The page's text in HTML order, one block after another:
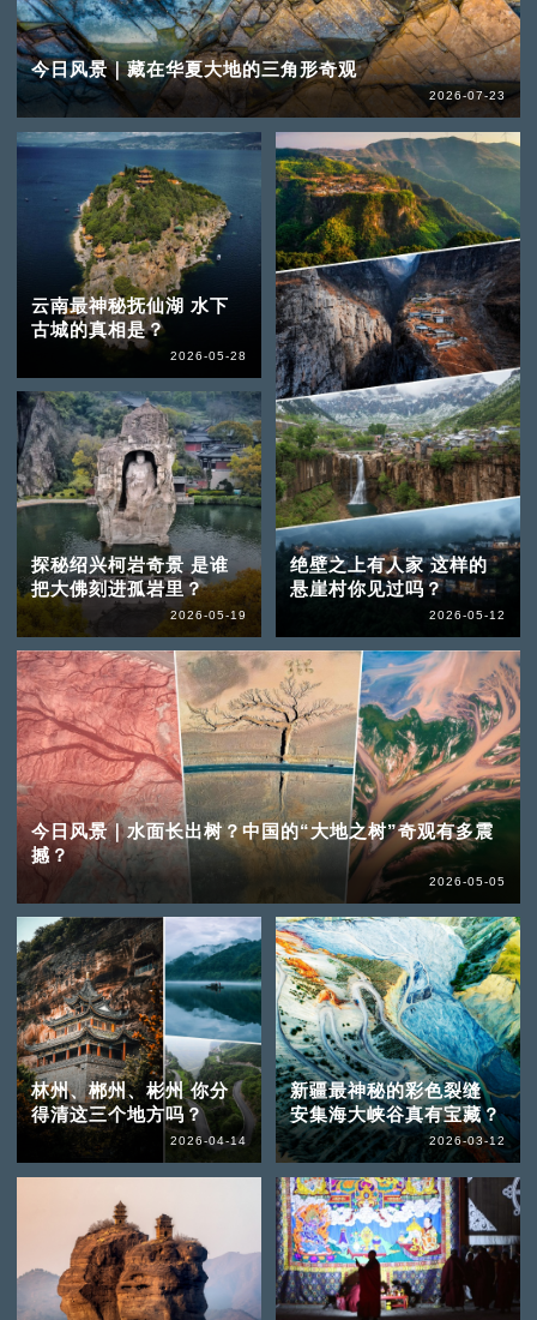
今日风景｜藏在华夏大地的三角形奇观
2026-07-23
云南最神秘抚仙湖 水下
古城的真相是？
2026-05-28
探秘绍兴柯岩奇景 是谁
把大佛刻进孤岩里？
2026-05-19
绝壁之上有人家 这样的
悬崖村你见过吗？
2026-05-12
今日风景｜水面长出树？中国的“大地之树”奇观有多震
撼？
2026-05-05
林州、郴州、彬州 你分
得清这三个地方吗？
2026-04-14
新疆最神秘的彩色裂缝
安集海大峡谷真有宝藏？
2026-03-12